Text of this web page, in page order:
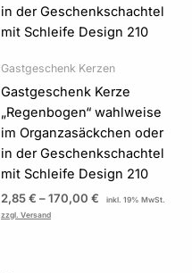
Gastgeschenk Kerzen
Gastgeschenk Kerze
„Regenbogen“ wahlweise
im Organzasäckchen oder
in der Geschenkschachtel
mit Schleife Design 210
2,85€ –170,00 €
inkl. 19% MwSt.
zzgl. Versand